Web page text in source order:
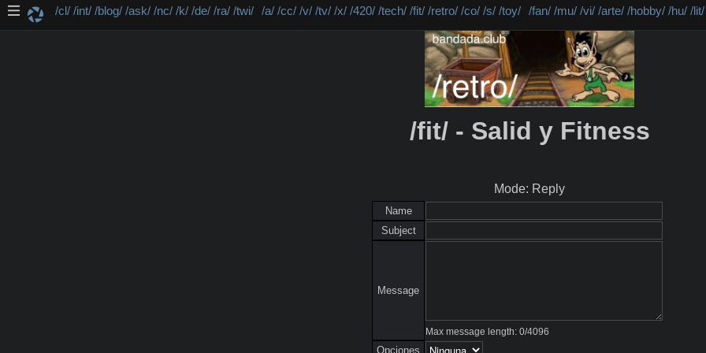
/cl/ /int/ /blog/ /ask/ /nc/ /k/ /de/ /ra/ /twi/ /a/ /cc/ /v/ /tv/ /x/ /420/ /tech/ /fit/ /retro/ /co/ /s/ /toy/ /fan/ /mu/ /vi/ /arte/ /hobby/ /hu/ /lit/
/fit/ - Salid y Fitness
Mode: Reply
Name
Subject
Message
Max message length: 0/4096
Opciones